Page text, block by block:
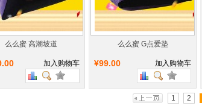
么么蜜 高潮坡道
加入购物车
么么蜜 G点爱垫
¥99.00 加入购物车
1 2